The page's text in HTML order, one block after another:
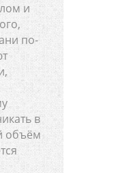
и
по-
в
объём